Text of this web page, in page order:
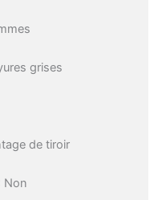
grises
de tiroir
Non